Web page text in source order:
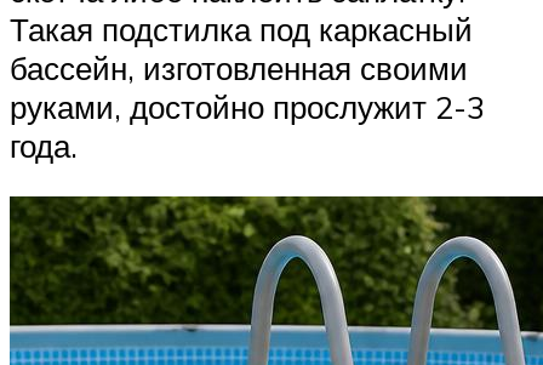
Такая подстилка под каркасный
бассейн, изготовленная своими
руками, достойно прослужит 2-3
года.